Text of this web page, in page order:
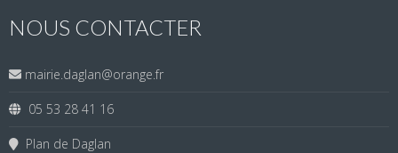
NOUS CONTACTER
mairie.daglan@orange.fr
05 53 28 41 16
Plan de Daglan